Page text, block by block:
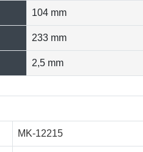
104 mm
233 mm
2,5 mm
MK-12215